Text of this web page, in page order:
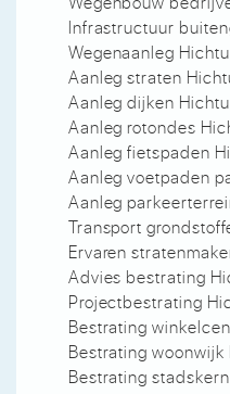
Infrastructuur
Wegenaanleg
Aanleg straten
Aanleg dijken
Aanleg rotondes
Aanleg fietspaden
Aanleg voetpaden
Aanleg
Transport
Ervaren
Advies bestrating
Projectbestrating
Bestrating
Bestrating woonwijk
Bestrating